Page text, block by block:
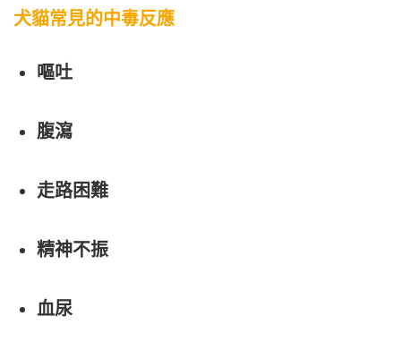
犬貓常見的中毒反應
嘔吐
腹瀉
走路困難
精神不振
血尿